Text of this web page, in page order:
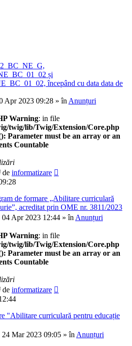
și
începând cu data data de
Apr 2023 09:28 » în Anunțuri
Warning: in file
twig/lib/Twig/Extension/Core.php
Parameter must be an array or an
Countable
de informatizare
de formare „Abilitare curriculară
acreditat prin OME nr. 3811/2023
04 Apr 2023 12:44 » în Anunțuri
Warning: in file
twig/lib/Twig/Extension/Core.php
Parameter must be an array or an
Countable
de informatizare
"Abilitare curriculară pentru educație
24 Mar 2023 09:05 » în Anunțuri